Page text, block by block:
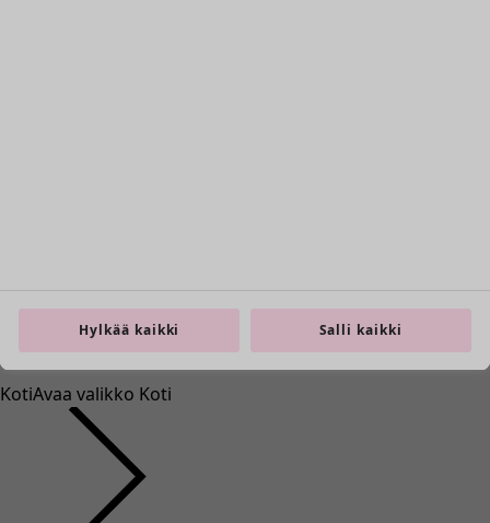
KotiAvaa valikko Koti
Hylkää kaikki Salli kaikki